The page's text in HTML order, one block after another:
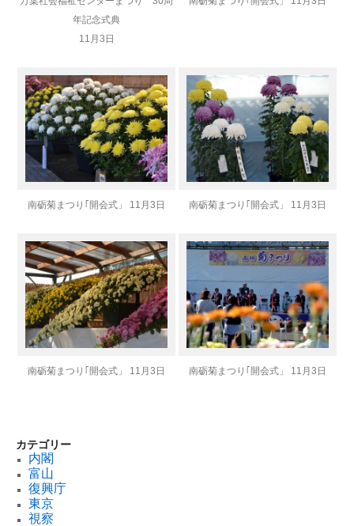
年記念式典
11月3日
南砺菊まつり｢開会式」 11月3日 南砺菊まつり｢開会式」 11月3日
南砺菊まつり｢開会式」 11月3日 南砺菊まつり｢開会式」 11月3日
カテゴリー
内閣
富山
復興庁
東京
視察